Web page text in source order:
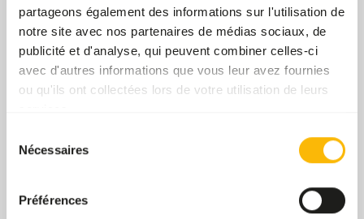
partageons également des informations sur l'utilisation de
notre site avec nos partenaires de médias sociaux, de
publicité et d'analyse, qui peuvent combiner celles-ci
avec d'autres informations que vous leur avez fournies
ou qu'ils ont collectées lors de votre utilisation de leurs
Nécessaires
Préférences
EAZA Annual Conference